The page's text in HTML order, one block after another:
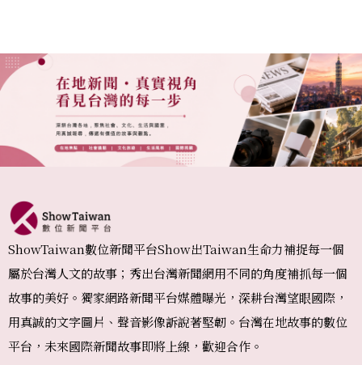
ShowTaiwan數位新聞平台Show出Taiwan生命力補捉每一個
屬於台灣人文的故事；秀出台灣新聞網用不同的角度補抓每一個
故事的美好。獨家網路新聞平台媒體曝光，深耕台灣望眼國際，
用真誠的文字圖片、聲音影像訴說著堅韌。台灣在地故事的數位
平台，未來國際新聞故事即將上線，歡迎合作。